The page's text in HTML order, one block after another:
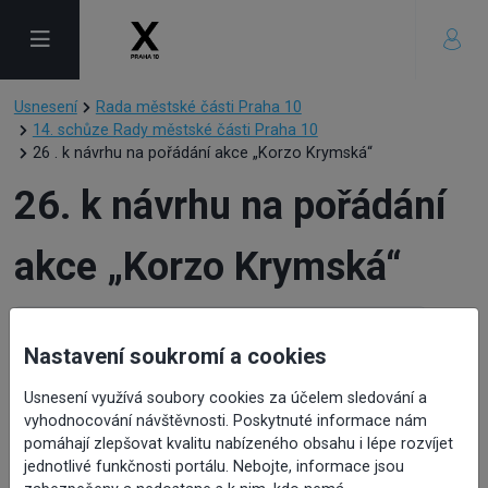
Usnesení
Rada městské části Praha 10
14. schůze Rady městské části Praha 10
26 . k návrhu na pořádání akce „Korzo Krymská“
26. k návrhu na pořádání
akce „Korzo Krymská“
26. k návrhu na pořádání
Nastavení soukromí a cookies
Usnesení využívá soubory cookies za účelem sledování a
vyhodnocování návštěvnosti. Poskytnuté informace nám
pomáhají zlepšovat kvalitu nabízeného obsahu i lépe rozvíjet
jednotlivé funkčnosti portálu. Nebojte, informace jsou